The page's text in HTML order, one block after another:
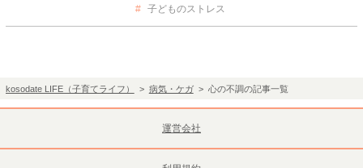
子どものストレス
kosodate LIFE（子育てライフ） > 病気・ケガ> 心の不調の記事一覧
運営会社